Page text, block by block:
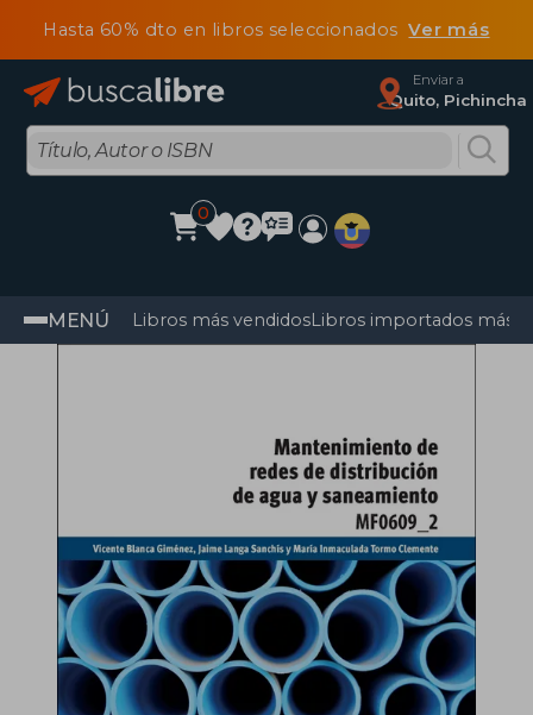
Hasta 60% dto en libros seleccionadosVer más
Enviar a
Quito, Pichincha
0
MENÚ Libros más vendidosLibros importados más